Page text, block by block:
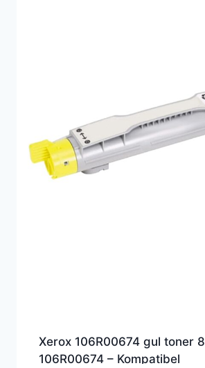
Xerox 106R00674 gul toner
106R00674 – Kompatibel